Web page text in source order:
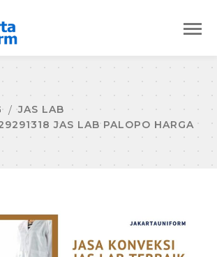
JAS LAB
JAS LAB PALOPO HARGA